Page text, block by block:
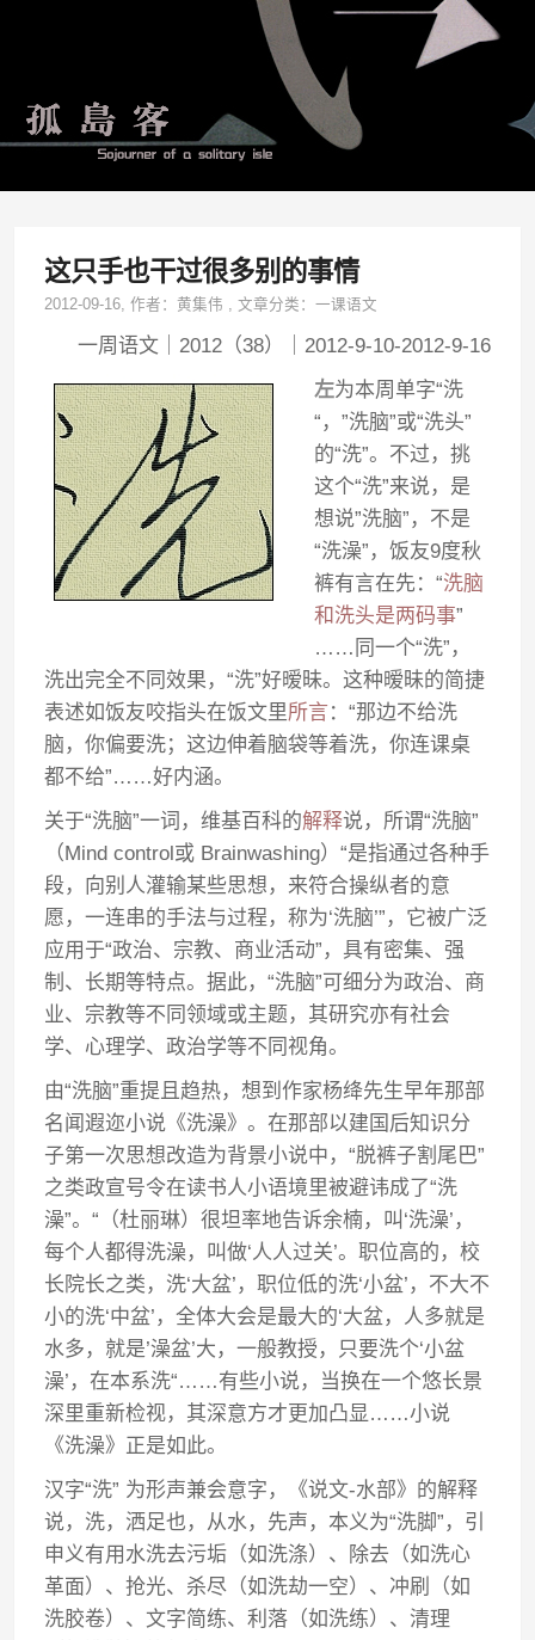
这只手也干过很多别的事情
2012-09-16, 作者：黄集伟 ,文章分类：一课语文
一周语文｜2012（38）｜2012-9-10-2012-9-16
左为本周单字“洗
“，”洗脑”或“洗头”
的“洗”。不过，挑
这个“洗”来说，是
想说”洗脑”，不是
“洗澡”，饭友9度秋
裤有言在先：“洗脑
和洗头是两码事”
……同一个“洗”，
洗出完全不同效果，“洗”好暧昧。这种暧昧的简捷
表述如饭友咬指头在饭文里所言 ：“那边不给洗
脑，你偏要洗；这边伸着脑袋等着洗，你连课桌
都不给”……好内涵。
关于“洗脑”一词，维基百科的解释说，所谓“洗脑”
（Mind control或 Brainwashing）“是指通过各种手
段，向别人灌输某些思想，来符合操纵者的意
愿，一连串的手法与过程，称为‘洗脑’”，它被广泛
应用于“政治、宗教、商业活动”，具有密集、强
制、长期等特点。据此，“洗脑”可细分为政治、商
业、宗教等不同领域或主题，其研究亦有社会
学、心理学、政治学等不同视角。
由“洗脑”重提且趋热，想到作家杨绛先生早年那部
名闻遐迩小说《洗澡》。在那部以建国后知识分
子第一次思想改造为背景小说中，“脱裤子割尾巴”
之类政宣号令在读书人小语境里被避讳成了“洗
澡”。“（杜丽琳）很坦率地告诉余楠，叫‘洗澡’，
每个人都得洗澡，叫做‘人人过关’。职位高的，校
长院长之类，洗‘大盆’，职位低的洗‘小盆’，不大不
小的洗‘中盆’，全体大会是最大的‘大盆，人多就是
水多，就是’澡盆’大，一般教授，只要洗个‘小盆
澡’，在本系洗“……有些小说，当换在一个悠长景
深里重新检视，其深意方才更加凸显……小说
《洗澡》正是如此。
汉字“洗” 为形声兼会意字，《说文-水部》的解释
说，洗，洒足也，从水，先声，本义为“洗脚”，引
申义有用水洗去污垢（如洗涤）、除去（如洗心
革面）、抢光、杀尽（如洗劫一空）、冲刷（如
洗胶卷）、文字简练、利落（如洗练）、清理